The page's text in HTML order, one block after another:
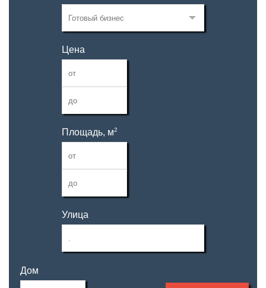
Цена
—
Площадь, м2
—
Улица
Дом